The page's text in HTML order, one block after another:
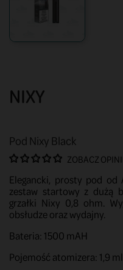
NIXY
Pod Nixy Black
ZOBACZ
Elegancki, prosty pod od
zestaw startowy z dużą
grzałki Nixy 0,8 ohm.
obsłudze oraz wydajny.
Bateria: 1500 mAH
Pojemość atomizera: 1,9 ml